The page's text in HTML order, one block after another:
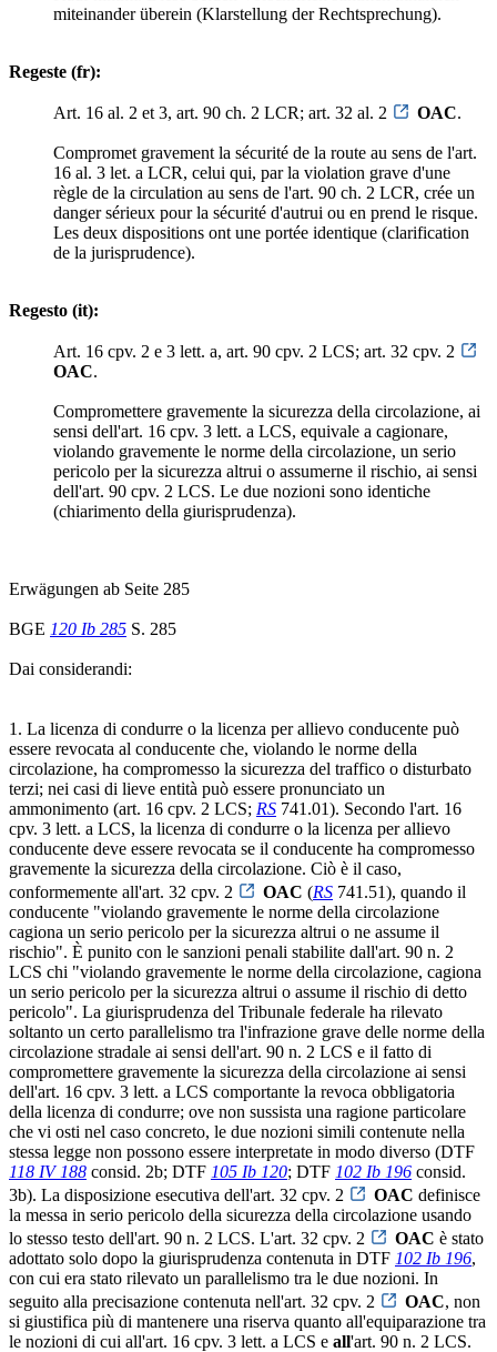
miteinander überein (Klarstellung der Rechtsprechung).
Regeste (fr):
Art. 16 al. 2 et 3, art. 90 ch. 2 LCR; art. 32 al. 2 OAC.
Compromet gravement la sécurité de la route au sens de l'art.
16 al. 3 let. a LCR, celui qui, par la violation grave d'une
règle de la circulation au sens de l'art. 90 ch. 2 LCR, crée un
danger sérieux pour la sécurité d'autrui ou en prend le risque.
Les deux dispositions ont une portée identique (clarification
de la jurisprudence).
Regesto (it):
Art. 16 cpv. 2 e 3 lett. a, art. 90 cpv. 2 LCS; art. 32 cpv. 2
OAC.
Compromettere gravemente la sicurezza della circolazione, ai
sensi dell'art. 16 cpv. 3 lett. a LCS, equivale a cagionare,
violando gravemente le norme della circolazione, un serio
pericolo per la sicurezza altrui o assumerne il rischio, ai sensi
dell'art. 90 cpv. 2 LCS. Le due nozioni sono identiche
(chiarimento della giurisprudenza).
Erwägungen ab Seite 285
BGE 120 Ib 285 S. 285
Dai considerandi:
1. La licenza di condurre o la licenza per allievo conducente può
essere revocata al conducente che, violando le norme della
circolazione, ha compromesso la sicurezza del traffico o disturbato
terzi; nei casi di lieve entità può essere pronunciato un
ammonimento (art. 16 cpv. 2 LCS; RS 741.01). Secondo l'art. 16
cpv. 3 lett. a LCS, la licenza di condurre o la licenza per allievo
conducente deve essere revocata se il conducente ha compromesso
gravemente la sicurezza della circolazione. Ciò è il caso,
conformemente all'art. 32 cpv. 2
OAC (RS 741.51), quando il
conducente "violando gravemente le norme della circolazione
cagiona un serio pericolo per la sicurezza altrui o ne assume il
rischio". È punito con le sanzioni penali stabilite dall'art. 90 n. 2
LCS chi "violando gravemente le norme della circolazione, cagiona
un serio pericolo per la sicurezza altrui o assume il rischio di detto
pericolo". La giurisprudenza del Tribunale federale ha rilevato
soltanto un certo parallelismo tra l'infrazione grave delle norme della
circolazione stradale ai sensi dell'art. 90 n. 2 LCS e il fatto di
compromettere gravemente la sicurezza della circolazione ai sensi
dell'art. 16 cpv. 3 lett. a LCS comportante la revoca obbligatoria
della licenza di condurre; ove non sussista una ragione particolare
che vi osti nel caso concreto, le due nozioni simili contenute nella
stessa legge non possono essere interpretate in modo diverso (DTF
118 IV 188 consid. 2b; DTF 105 Ib 120; DTF 102 Ib 196 consid.
3b). La disposizione esecutiva dell'art. 32 cpv. 2
OAC definisce
la messa in serio pericolo della sicurezza della circolazione usando
lo stesso testo dell'art. 90 n. 2 LCS. L'art. 32 cpv. 2
OAC è stato
adottato solo dopo la giurisprudenza contenuta in DTF 102 Ib 196,
con cui era stato rilevato un parallelismo tra le due nozioni. In
seguito alla precisazione contenuta nell'art. 32 cpv. 2
OAC, non
si giustifica più di mantenere una riserva quanto all'equiparazione tra
le nozioni di cui all'art. 16 cpv. 3 lett. a LCS e all'art. 90 n. 2 LCS.